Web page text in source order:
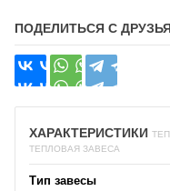
ПОДЕЛИТЬСЯ С
ХАРАКТЕРИСТИКИ
ТЕПЛОВАЯ ЗАВЕСА
Тип завесы